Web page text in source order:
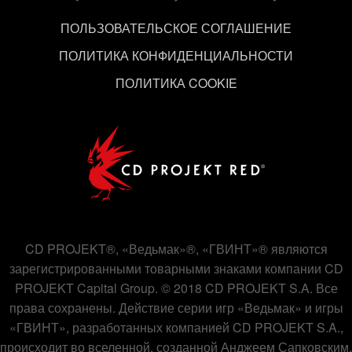
«Настройки» ниже.
ПОЛЬЗОВАТЕЛЬСКОЕ СОГЛАШЕНИЕ
ПОЛИТИКА КОНФИДЕНЦИАЛЬНОСТИ
ПОЛИТИКА COOKIE
CD PROJEKT®, «Ведьмак»®, «ГВИНТ»® являются
зарегистрированными товарными знаками компании CD
PROJEKT Capital Group. © 2018 CD PROJEKT S.A. Все
права сохранены. Действие серии игр «Ведьмак» и игры
«ГВИНТ», разработанных компанией CD PROJEKT S.A.,
происходит во вселенной, созданной Анджеем Сапковским.